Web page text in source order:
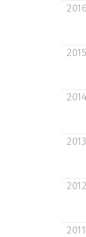
2016
2015
2014
2013
2012
2011